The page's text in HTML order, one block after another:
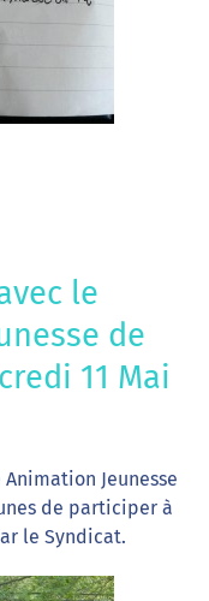
le
de
11 Mai
Jeunesse
de participer à
le Syndicat.